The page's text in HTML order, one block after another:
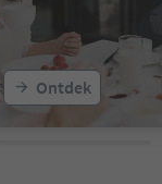
Ontdek